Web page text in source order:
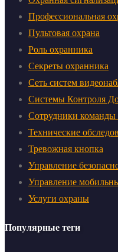
Профессиональная
Пультовая охрана
Роль охранника
Секреты охранника
Сеть систем
Системы Контроля
Сотрудники команды
Технические
Тревожная кнопка
Управление
Управление
Услуги охраны
Популярные теги